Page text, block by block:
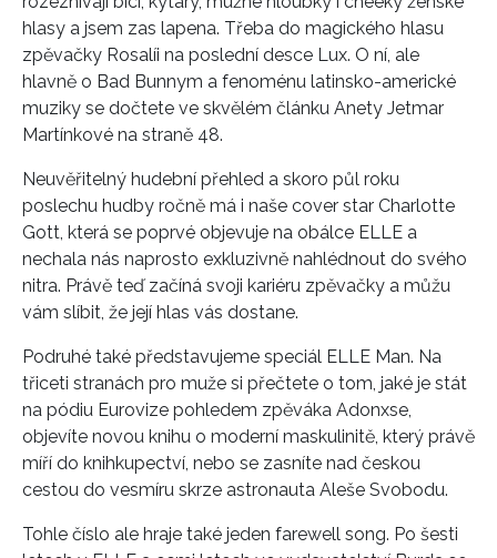
hlasy a jsem zas lapena. Třeba do magického hlasu
zpěvačky Rosalíi na poslední desce Lux. O ní, ale
hlavně o Bad Bunnym a fenoménu latinsko-americké
muziky se dočtete ve skvělém článku Anety Jetmar
Martínkové na straně 48.
Neuvěřitelný hudební přehled a skoro půl roku
poslechu hudby ročně má i naše cover star Charlotte
Gott, která se poprvé objevuje na obálce ELLE a
nechala nás naprosto exkluzivně nahlédnout do svého
nitra. Právě teď začíná svoji kariéru zpěvačky a můžu
vám slíbit, že její hlas vás dostane.
Podruhé také představujeme speciál ELLE Man. Na
třiceti stranách pro muže si přečtete o tom, jaké je stát
na pódiu Eurovize pohledem zpěváka Adonxse,
objevíte novou knihu o moderní maskulinitě, který právě
míří do knihkupectví, nebo se zasníte nad českou
cestou do vesmíru skrze astronauta Aleše Svobodu.
Tohle číslo ale hraje také jeden farewell song. Po šesti